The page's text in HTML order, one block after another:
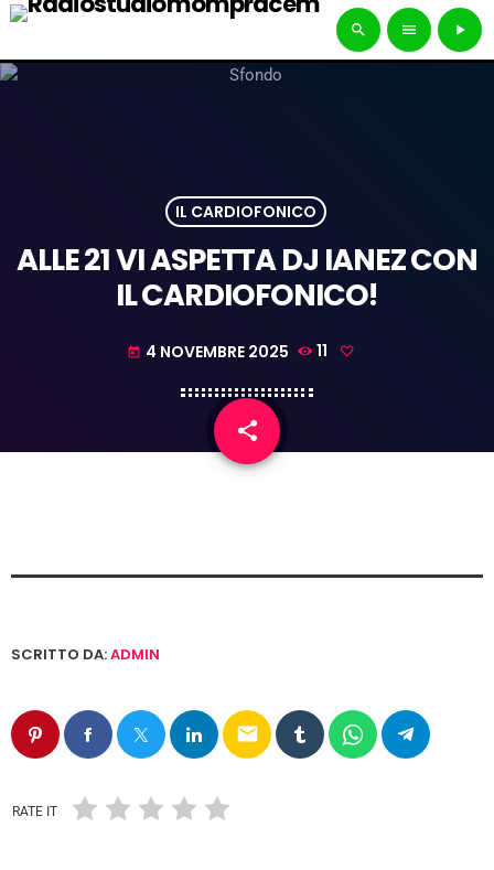
search menu play_arrow
IL CARDIOFONICO
ALLE 21 VI ASPETTA DJ IANEZ CON
IL CARDIOFONICO!
today 4 NOVEMBRE 2025 11
share
email
SCRITTO DA:ADMIN
email
RATE IT